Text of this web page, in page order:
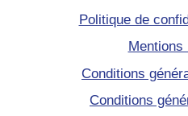
Politique de
Mentions
Conditions
Conditions